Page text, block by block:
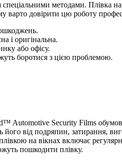
методами. Плівка
варто довірити цю роботу
і оригінальна.
або офісу.
боротися з цією проблемою.
Automotive Security Films
від подряпин, затирання,
на вікнах включає
пошкодити плівку.